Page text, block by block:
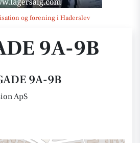
og forening i Haderslev
9A-9B
9A-9B
ApS